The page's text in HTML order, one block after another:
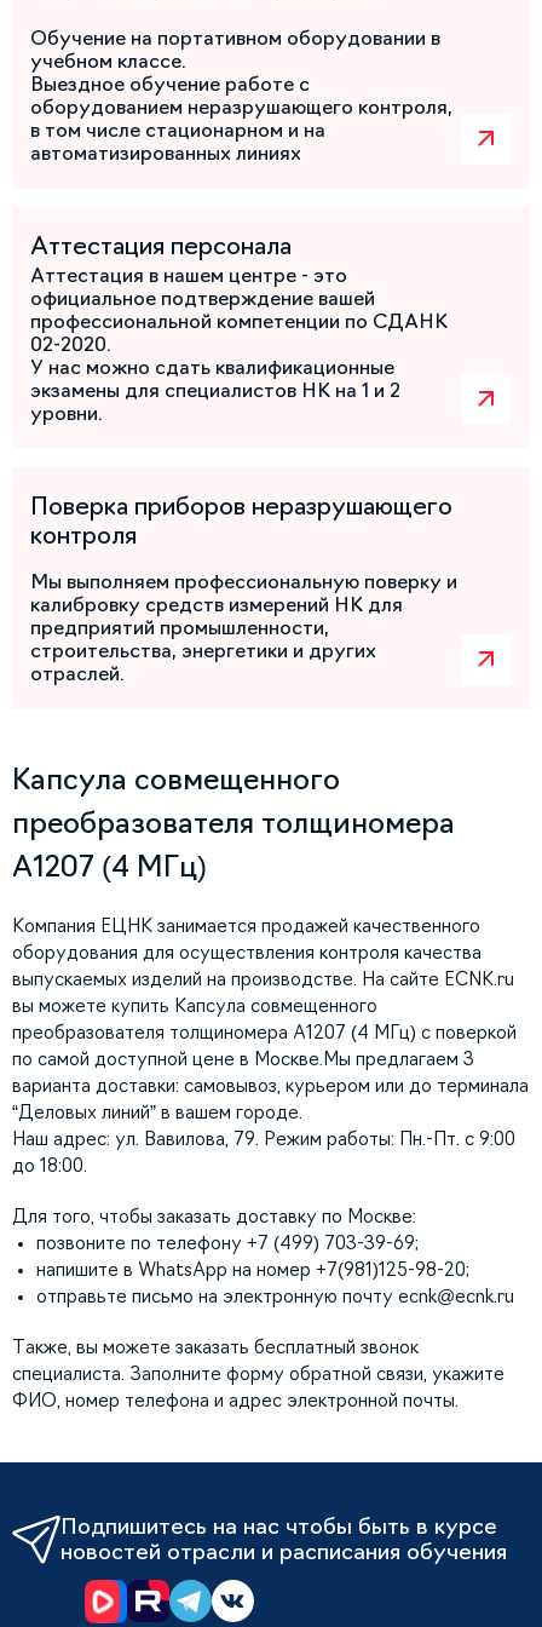
Обучение на портативном оборудовании в
учебном классе.
Выездное обучение работе с
оборудованием неразрушающего контроля,
в том числе стационарном и на
автоматизированных линиях
Аттестация персонала
Аттестация в нашем центре - это
официальное подтверждение вашей
профессиональной компетенции по СДАНК
02-2020.
У нас можно сдать квалификационные
экзамены для специалистов НК на 1 и 2
уровни.
Поверка приборов неразрушающего
контроля
Мы выполняем профессиональную поверку и
калибровку средств измерений НК для
предприятий промышленности,
строительства, энергетики и других
отраслей.
Капсула совмещенного
преобразователя толщиномера
А1207 (4 МГц)
Компания ЕЦНК занимается продажей качественного
оборудования для осуществления контроля качества
выпускаемых изделий на производстве. На сайте ECNK.ru
вы можете купить Капсула совмещенного
преобразователя толщиномера А1207 (4 МГц) с поверкой
по самой доступной цене в Москве.Мы предлагаем 3
варианта доставки: самовывоз, курьером или до терминала
“Деловых линий” в вашем городе.
Наш адрес: ул. Вавилова, 79. Режим работы: Пн.-Пт. с 9:00
до 18:00.
Для того, чтобы заказать доставку по Москве:
позвоните по телефону +7 (499) 703-39-69;
напишите в WhatsApp на номер +7(981)125-98-20;
отправьте письмо на электронную почту ecnk@ecnk.ru
Также, вы можете заказать бесплатный звонок
специалиста. Заполните форму обратной связи, укажите
ФИО, номер телефона и адрес электронной почты.
Подпишитесь на нас чтобы быть в курсе
новостей отрасли и расписания обучения